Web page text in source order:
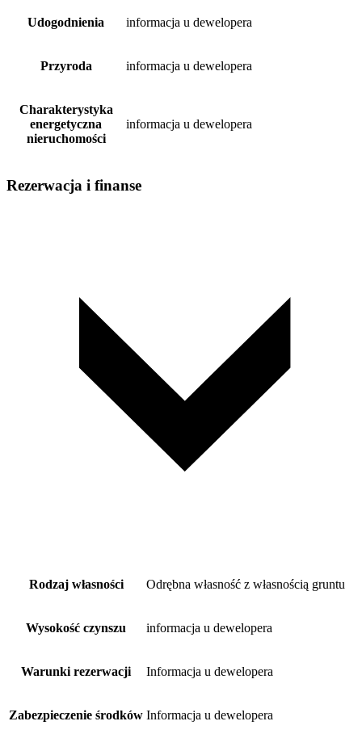
Udogodnienia informacja u dewelopera
Przyroda informacja u dewelopera
Charakterystyka
energetyczna
nieruchomości
informacja u dewelopera
Rezerwacja i finanse
Rodzaj własności Odrębna własność z własnością gruntu
Wysokość czynszu informacja u dewelopera
Warunki rezerwacji Informacja u dewelopera
Zabezpieczenie środków Informacja u dewelopera